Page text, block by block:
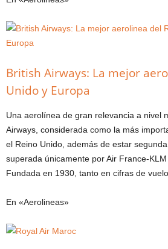
British Airways: La mejor
Unido y Europa
Una aerolínea de gran relevancia a nivel
Airways, considerada como la más
el Reino Unido, además de estar
superada únicamente por Air France-
Fundada en 1930, tanto en cifras de
En «Aerolineas»